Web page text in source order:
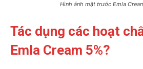
Hình ảnh mặt trước Emla
Tác dụng các hoạt
Emla Cream 5%?